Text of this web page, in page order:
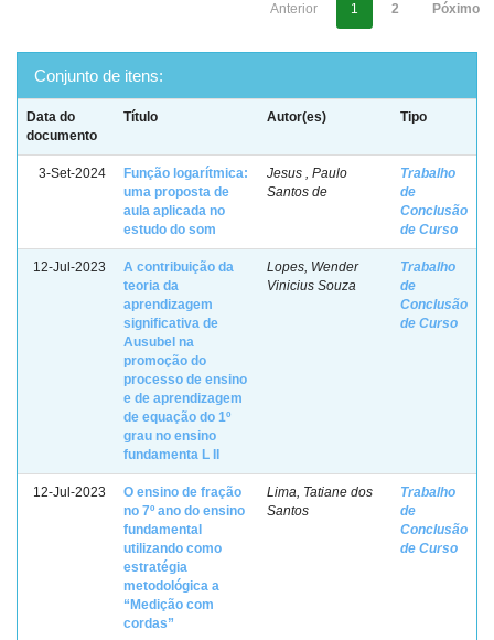
Anterior 1 2 Póximo
Conjunto de itens:
Data do
documento
Título Autor(es) Tipo
3-Set-2024
Função logarítmica:
uma proposta de
aula aplicada no
estudo do som
Jesus , Paulo
Santos de
Trabalho
de
Conclusão
de Curso
12-Jul-2023
A contribuição da
teoria da
aprendizagem
significativa de
Ausubel na
promoção do
processo de ensino
e de aprendizagem
de equação do 1º
grau no ensino
fundamenta L II
Lopes, Wender
Vinicius Souza
Trabalho
de
Conclusão
de Curso
12-Jul-2023
O ensino de fração
no 7º ano do ensino
fundamental
utilizando como
estratégia
metodológica a
“Medição com
cordas”
Lima, Tatiane dos
Santos
Trabalho
de
Conclusão
de Curso